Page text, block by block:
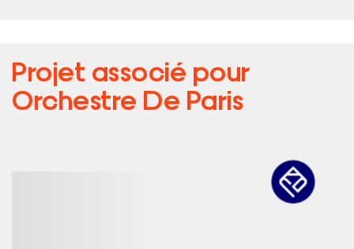
Projet associé pour
Orchestre De Paris